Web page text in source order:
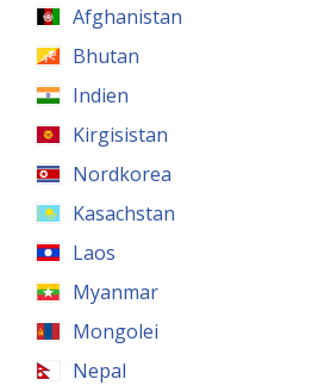
Afghanistan
Bhutan
Indien
Kirgisistan
Nordkorea
Kasachstan
Laos
Myanmar
Mongolei
Nepal